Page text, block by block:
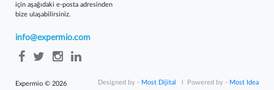
için aşağıdaki e-posta adresinden
bize ulaşabilirsiniz.
info@expermio.com
Expermio © 2026 l Powered by - Most Idea
Designed by - Most Dijital